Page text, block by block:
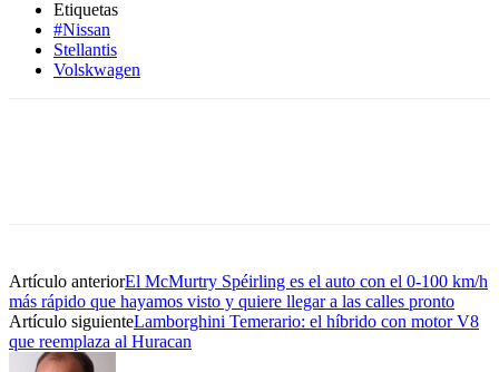
Etiquetas
#Nissan
Stellantis
Volskwagen
Artículo anteriorEl McMurtry Spéirling es el auto con el 0-100 km/h
más rápido que hayamos visto y quiere llegar a las calles pronto
Artículo siguienteLamborghini Temerario: el híbrido con motor V8
que reemplaza al Huracan